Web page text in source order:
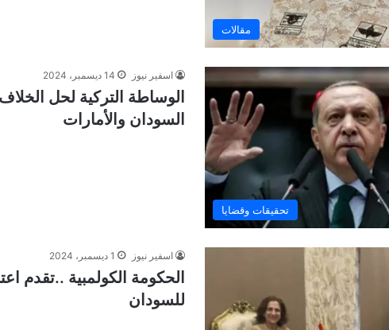
مقالات
تحقيقات وقضايا
اسفير نيوز 14 ديسمبر، 2024
الوساطة التركية لحل
السودان والأمارات
اسفير نيوز 1 ديسمبر، 2024
الحكومة الكولمبية ..تقدم
للسودان